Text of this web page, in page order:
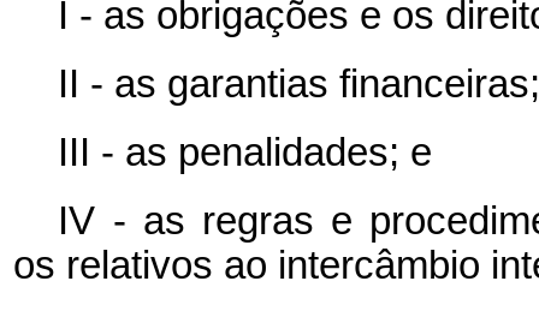
I - as obrigações e os
II - as garantias
III - as penalidades; e
IV - as regras e
os relativos ao intercâmbio